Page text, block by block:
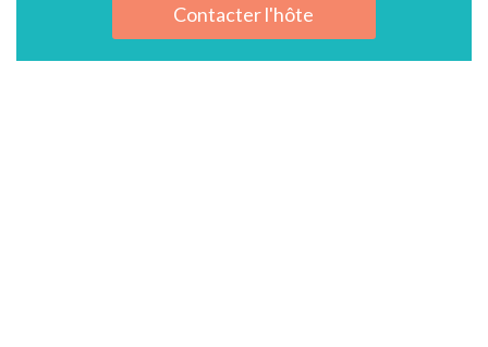
Contacter l'hôte